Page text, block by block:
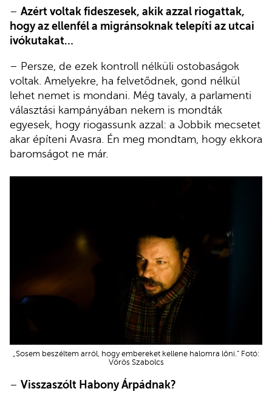
– Azért voltak fideszesek, akik azzal riogattak,
hogy az ellenfél a migránsoknak telepíti az utcai
ivókutakat…
– Persze, de ezek kontroll nélküli ostobaságok
voltak. Amelyekre, ha felvetődnek, gond nélkül
lehet nemet is mondani. Még tavaly, a parlamenti
választási kampányában nekem is mondták
egyesek, hogy riogassunk azzal: a Jobbik mecsetet
akar építeni Avasra. Én meg mondtam, hogy ekkora
baromságot ne már.
„Sosem beszéltem arról, hogy embereket kellene halomra lőni.” Fotó:
Vörös Szabolcs
– Visszaszólt Habony Árpádnak?